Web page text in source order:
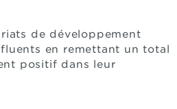
de développement
en remettant un total
positif dans leur